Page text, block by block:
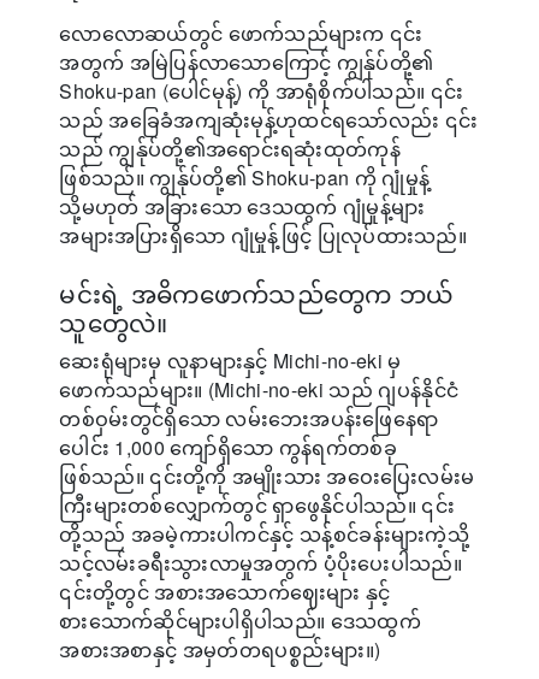
လောလောဆယ်တွင် ဖောက်သည်များက ၎င်း
အတွက် အမြဲပြန်လာသောကြောင့် ကျွန်ုပ်တို့၏
Shoku-pan (ပေါင်မုန့်) ကို အာရုံစိုက်ပါသည်။ ၎င်း
သည် အခြေခံအကျဆုံးမုန့်ဟုထင်ရသော်လည်း ၎င်း
သည် ကျွန်ုပ်တို့၏အရောင်းရဆုံးထုတ်ကုန်
ဖြစ်သည်။ ကျွန်ုပ်တို့၏ Shoku-pan ကို ဂျုံမှုန့်
သို့မဟုတ် အခြားသော ဒေသထွက် ဂျုံမှုန့်များ
အများအပြားရှိသော ဂျုံမှုန့်ဖြင့် ပြုလုပ်ထားသည်။
မင်းရဲ့ အဓိကဖောက်သည်တွေက ဘယ်
သူတွေလဲ။
ဆေးရုံများမှ လူနာများနှင့် Michi-no-eki မှ
ဖောက်သည်များ။ (Michi-no-eki သည် ဂျပန်နိုင်ငံ
တစ်ဝှမ်းတွင်ရှိသော လမ်းဘေးအပန်းဖြေနေရာ
ပေါင်း 1,000 ကျော်ရှိသော ကွန်ရက်တစ်ခု
ဖြစ်သည်။ ၎င်းတို့ကို အမျိုးသား အဝေးပြေးလမ်းမ
ကြီးများတစ်လျှောက်တွင် ရှာဖွေနိုင်ပါသည်။ ၎င်း
တို့သည် အခမဲ့ကားပါကင်နှင့် သန့်စင်ခန်းများကဲ့သို့
သင့်လမ်းခရီးသွားလာမှုအတွက် ပံ့ပိုးပေးပါသည်။
၎င်းတို့တွင် အစားအသောက်ဈေးများ နှင့်
စားသောက်ဆိုင်များပါရှိပါသည်။ ဒေသထွက်
အစားအစာနှင့် အမှတ်တရပစ္စည်းများ။)